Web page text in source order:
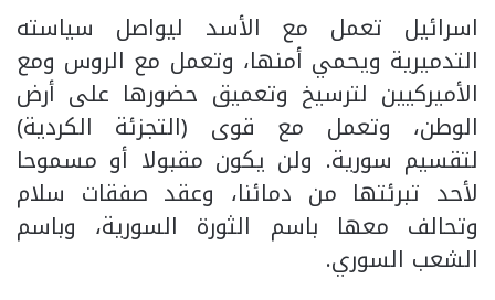
اسرائيل تعمل مع الأسد ليواصل سياسته
التدميرية ويحمي أمنها، وتعمل مع الروس ومع
الأميركيين لترسيخ وتعميق حضورها على أرض
الوطن، وتعمل مع قوى (التجزئة الكردية)
لتقسيم سورية. ولن يكون مقبولا أو مسموحا
لأحد تبرئتها من دمائنا، وعقد صفقات سلام
وتحالف معها باسم الثورة السورية، وباسم
الشعب السوري.